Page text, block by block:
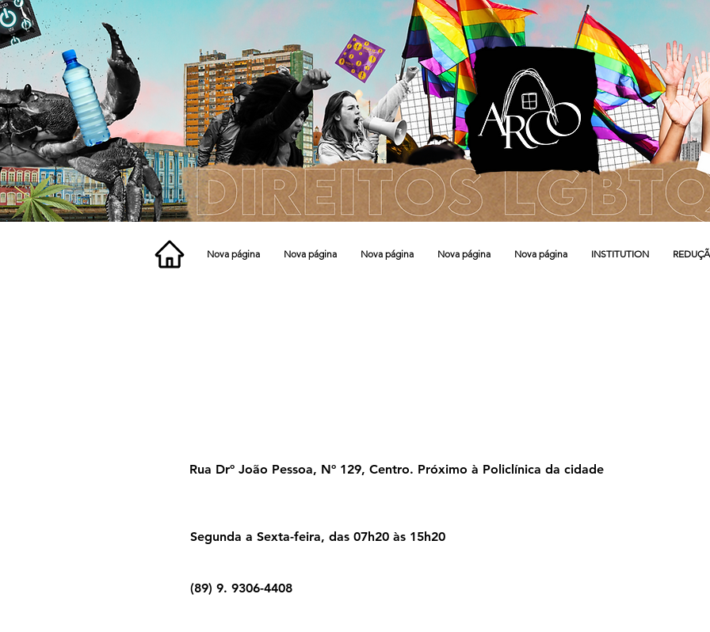
Nova página Nova página Nova página Nova página Nova página INSTITUTION
Rua Drº João Pessoa, Nº 129, Centro. Próximo à Policlínica da cidade
Segunda a Sexta-feira, das 07h20 às 15h20
(89) 9. 9306-4408